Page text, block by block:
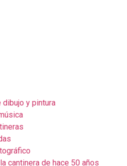
dibujo y pintura
cantinera de hace 50 años